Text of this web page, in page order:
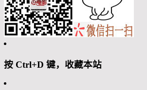
按 Ctrl+D 键，收藏本站